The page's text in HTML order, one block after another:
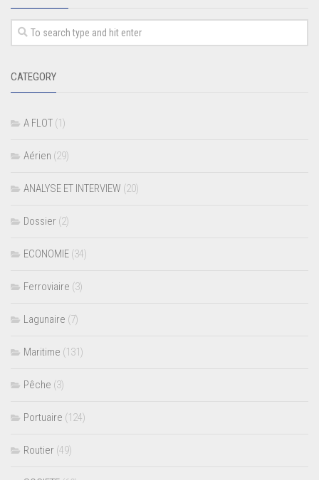
CATEGORY
A FLOT (1)
Aérien (29)
ANALYSE ET INTERVIEW (20)
Dossier (2)
ECONOMIE (34)
Ferroviaire (3)
Lagunaire (7)
Maritime (131)
Pêche (3)
Portuaire (124)
Routier (49)